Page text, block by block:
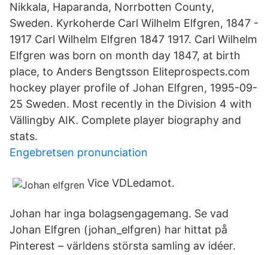
Nikkala, Haparanda, Norrbotten County,
Sweden. Kyrkoherde Carl Wilhelm Elfgren, 1847 -
1917 Carl Wilhelm Elfgren 1847 1917. Carl Wilhelm
Elfgren was born on month day 1847, at birth
place, to Anders Bengtsson Eliteprospects.com
hockey player profile of Johan Elfgren, 1995-09-
25 Sweden. Most recently in the Division 4 with
Vällingby AIK. Complete player biography and
stats.
Engebretsen pronunciation
Vice VDLedamot.
Johan har inga bolagsengagemang. Se vad
Johan Elfgren (johan_elfgren) har hittat på
Pinterest – världens största samling av idéer.